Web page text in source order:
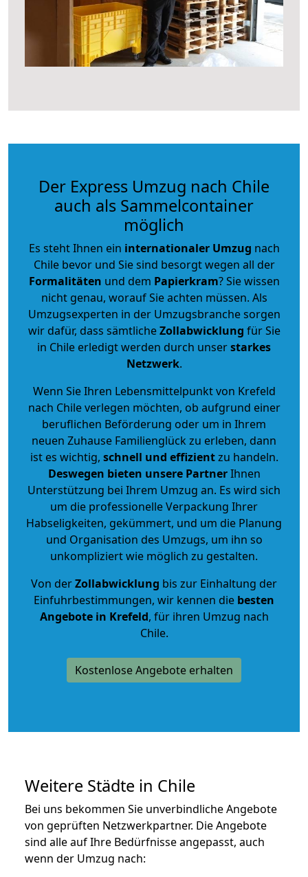
Der Express Umzug nach Chile
auch als Sammelcontainer
möglich
Es steht Ihnen ein internationaler Umzug nach
Chile bevor und Sie sind besorgt wegen all der
Formalitäten und dem Papierkram? Sie wissen
nicht genau, worauf Sie achten müssen. Als
Umzugsexperten in der Umzugsbranche sorgen
wir dafür, dass sämtlicheZollabwicklung für Sie
in Chile erledigt werden durch unserstarkes
Netzwerk.
Wenn Sie Ihren Lebensmittelpunkt von Krefeld
nach Chile verlegen möchten, ob aufgrund einer
beruflichen Beförderung oder um in Ihrem
neuen Zuhause Familienglück zu erleben, dann
ist es wichtig, schnell und effizientzu handeln.
Deswegen bieten unsere PartnerIhnen
Unterstützung bei Ihrem Umzug an. Es wird sich
um die professionelle Verpackung Ihrer
Habseligkeiten, gekümmert, und um die Planung
und Organisation des Umzugs, um ihn so
unkompliziert wie möglich zu gestalten.
Von derZollabwicklung bis zur Einhaltung der
Einfuhrbestimmungen, wir kennen die besten
Angebote in Krefeld, für ihren Umzug nach
Chile.
Kostenlose Angebote erhalten
Weitere Städte in Chile
Bei uns bekommen Sie unverbindliche Angebote
von geprüften Netzwerkpartner. Die Angebote
sind alle auf Ihre Bedürfnisse angepasst, auch
wenn der Umzug nach: